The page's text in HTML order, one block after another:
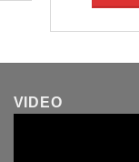
VIDEO